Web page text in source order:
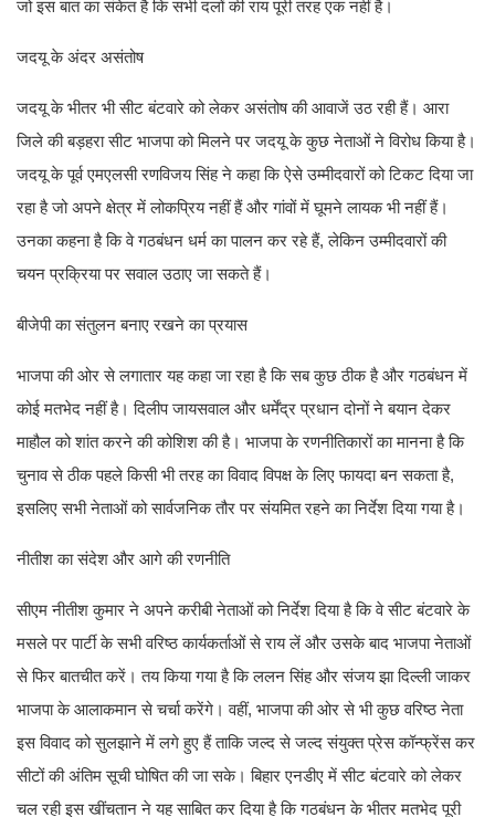
जो इस बात का संकेत है कि सभी दलों की राय पूरी तरह एक नहीं है।
जदयू के अंदर असंतोष
जदयू के भीतर भी सीट बंटवारे को लेकर असंतोष की आवाजें उठ रही हैं। आरा
जिले की बड़हरा सीट भाजपा को मिलने पर जदयू के कुछ नेताओं ने विरोध किया है।
जदयू के पूर्व एमएलसी रणविजय सिंह ने कहा कि ऐसे उम्मीदवारों को टिकट दिया जा
रहा है जो अपने क्षेत्र में लोकप्रिय नहीं हैं और गांवों में घूमने लायक भी नहीं हैं।
उनका कहना है कि वे गठबंधन धर्म का पालन कर रहे हैं, लेकिन उम्मीदवारों की
चयन प्रक्रिया पर सवाल उठाए जा सकते हैं।
बीजेपी का संतुलन बनाए रखने का प्रयास
भाजपा की ओर से लगातार यह कहा जा रहा है कि सब कुछ ठीक है और गठबंधन में
कोई मतभेद नहीं है। दिलीप जायसवाल और धर्मेंद्र प्रधान दोनों ने बयान देकर
माहौल को शांत करने की कोशिश की है। भाजपा के रणनीतिकारों का मानना है कि
चुनाव से ठीक पहले किसी भी तरह का विवाद विपक्ष के लिए फायदा बन सकता है,
इसलिए सभी नेताओं को सार्वजनिक तौर पर संयमित रहने का निर्देश दिया गया है।
नीतीश का संदेश और आगे की रणनीति
सीएम नीतीश कुमार ने अपने करीबी नेताओं को निर्देश दिया है कि वे सीट बंटवारे के
मसले पर पार्टी के सभी वरिष्ठ कार्यकर्ताओं से राय लें और उसके बाद भाजपा नेताओं
से फिर बातचीत करें। तय किया गया है कि ललन सिंह और संजय झा दिल्ली जाकर
भाजपा के आलाकमान से चर्चा करेंगे। वहीं, भाजपा की ओर से भी कुछ वरिष्ठ नेता
इस विवाद को सुलझाने में लगे हुए हैं ताकि जल्द से जल्द संयुक्त प्रेस कॉन्फ्रेंस कर
सीटों की अंतिम सूची घोषित की जा सके। बिहार एनडीए में सीट बंटवारे को लेकर
चल रही इस खींचतान ने यह साबित कर दिया है कि गठबंधन के भीतर मतभेद पूरी